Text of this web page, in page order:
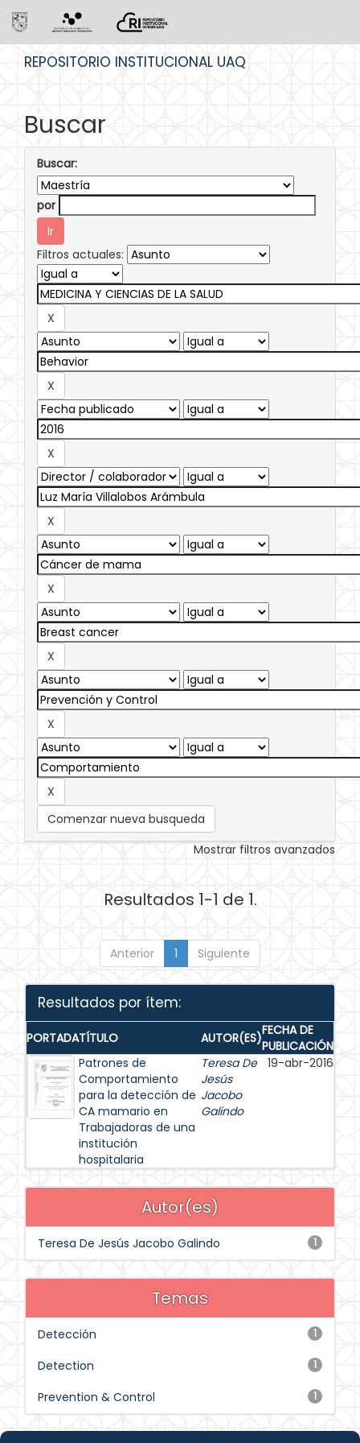
REPOSITORIO INSTITUCIONAL UAQ
Buscar
Buscar:
por
Filtros actuales:
Comenzar nueva busqueda
Mostrar filtros avanzados
Resultados 1-1 de 1.
Anterior 1 Siguiente
Resultados por ítem:
PORTADATÍTULO AUTOR(ES)FECHA DE
PUBLICACIÓN
Patrones de
Comportamiento
para la detección de
CA mamario en
Trabajadoras de una
institución
hospitalaria
Teresa De
Jesús
Jacobo
Galindo
19-abr-2016
Autor(es)
1
Teresa De Jesús Jacobo Galindo
Temas
1
Detección
1
Detection
1
Prevention & Control